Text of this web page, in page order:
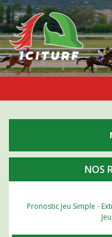
NOS
Pronostic Jeu Simple -